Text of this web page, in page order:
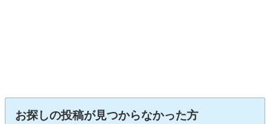
お探しの投稿が見つからなかった方